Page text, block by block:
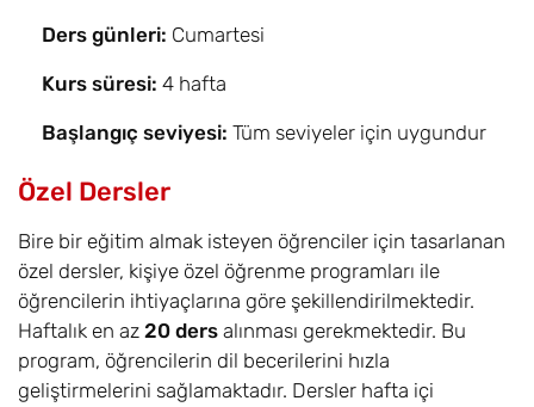
Ders günleri: Cumartesi
Kurs süresi: 4 hafta
Başlangıç seviyesi: Tüm seviyeler için uygundur
Özel Dersler
Bire bir eğitim almak isteyen öğrenciler için tasarlanan
özel dersler, kişiye özel öğrenme programları ile
öğrencilerin ihtiyaçlarına göre şekillendirilmektedir.
Haftalık en az 20 ders alınması gerekmektedir. Bu
program, öğrencilerin dil becerilerini hızla
geliştirmelerini sağlamaktadır. Dersler hafta içi